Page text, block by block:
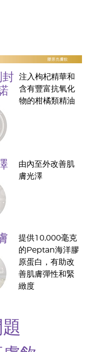
封
注入枸杞精華和
含有豐富抗氧化
物的柑橘類精油
由內至外改善肌
膚光澤
提供10,000毫克
的Peptan海洋膠
原蛋白，有助改
善肌膚彈性和緊
緻度